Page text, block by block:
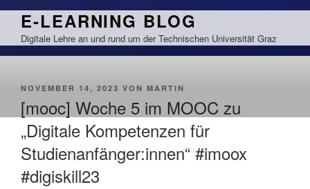
Zum
springen
E-LEARNING BLOG
Digitale Lehre an und rund um der Technischen Universität Graz
VERÖFFENTLICHT
NOVEMBER 14, 2023 VON MARTIN
[mooc] Woche 5 im MOOC zu
„Digitale Kompetenzen für
Studienanfänger:innen“ #imoox
#digiskill23